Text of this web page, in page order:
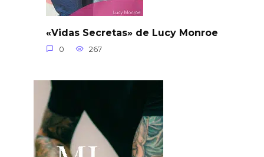
«Vidas Secretas» de Lucy Monroe
0 267